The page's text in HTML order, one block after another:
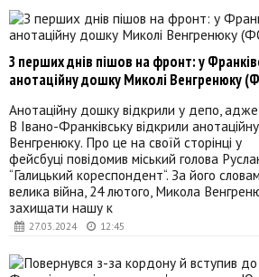
27.03.2024 12:45
З перших днів пішов на фронт: у
анотаційну дошку Миколі Венгренюку
Анотаційну дошку відкрили у депо, адже
В Івано-Франківську відкрили
Венгренюку. Про це на своїй сторінці у
фейсбуці повідомив міський голова
“Галицький кореспондент“. За його
велика війна, 24 лютого, Микола
захищати нашу к